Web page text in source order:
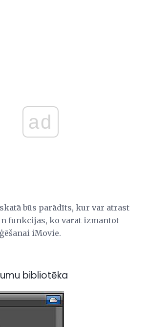
ad
būs parādīts, kur var atrast
funkcijas, ko varat izmantot
iMovie.
bibliotēka